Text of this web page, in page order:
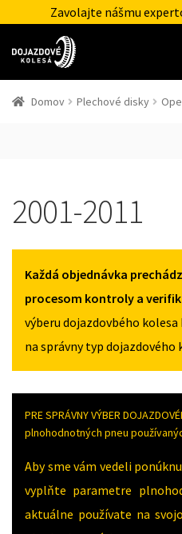
Zavolajte nášmu
Domov Plechové disky
2001-2011
Každá objednávka
procesom kontroly a
výberu dojazdovbého kolesa
na správny typ dojazdového
PRE SPRÁVNY VÝBER
plnohodnotných pneu
Aby sme vám vedeli
vyplňte parametre
aktuálne používate na